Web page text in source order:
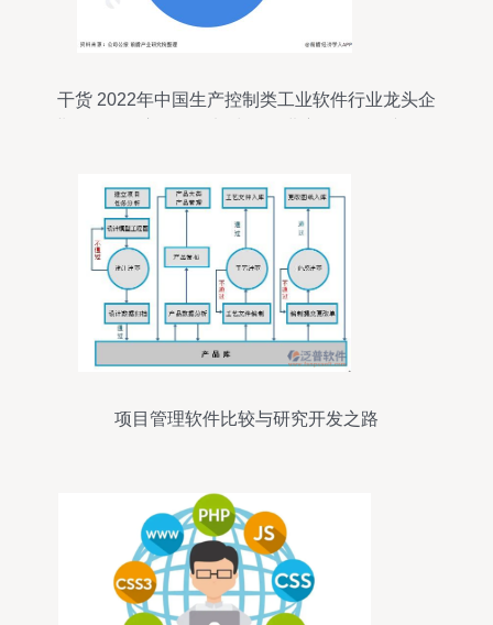
干货 2022年中国生产控制类工业软件行业龙头企
项目管理软件比较与研究开发之路